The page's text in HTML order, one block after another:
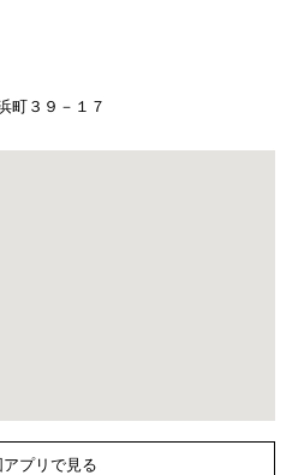
町３９－１７
アプリで見る